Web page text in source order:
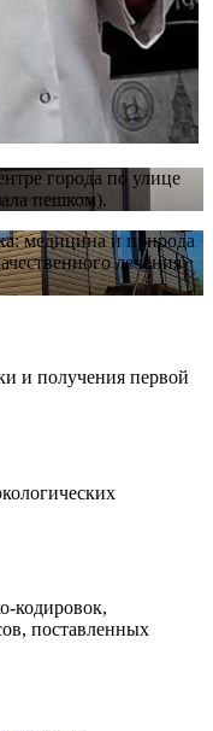
города по улице
пешком).
медицина и природа
лечения
и получения первой
кодировок,
поставленных